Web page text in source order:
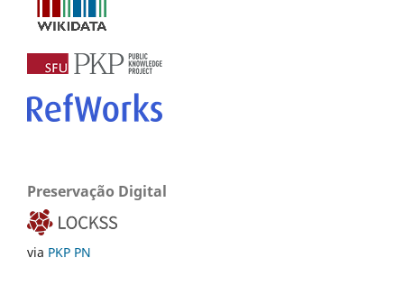
Preservação Digital
via PKP PN